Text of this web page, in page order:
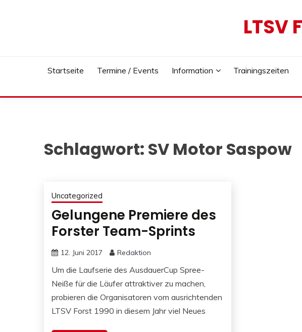
LTSV
Startseite Termine / Events Information Trainingszeiten
Schlagwort: SV Motor Saspow
Uncategorized
Gelungene Premiere des
Forster Team-Sprints
12. Juni 2017 Redaktion
Um die Laufserie des AusdauerCup Spree-
Neiße für die Läufer attraktiver zu machen,
probieren die Organisatoren vom ausrichtenden
LTSV Forst 1990 in diesem Jahr viel Neues